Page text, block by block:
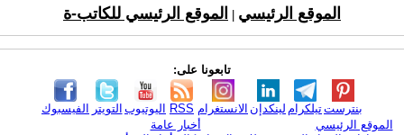
الموقع الرئيسي الموقع الرئيسي للكاتب-ة
تابعونا على:
الفيسبوك التويتر اليوتيوب RSS الانستغرام لينكدإن تيلكرامبنترست
الموقع الرئيسي
أخبار عامة